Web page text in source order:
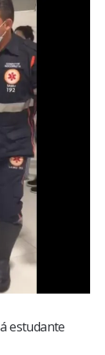
estudante